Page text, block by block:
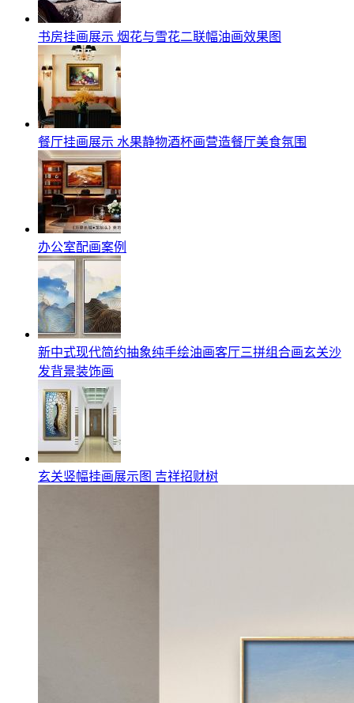
书房挂画展示 烟花与雪花二联幅油画效果图
餐厅挂画展示 水果静物酒杯画营造餐厅美食氛围
办公室配画案例
新中式现代简约抽象纯手绘油画客厅三拼组合画玄关沙
发背景装饰画
玄关竖幅挂画展示图 吉祥招财树